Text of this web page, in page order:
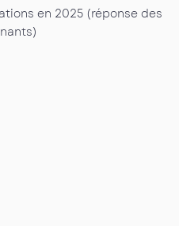
en 2025 (réponse des